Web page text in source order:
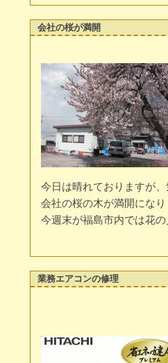
会社の桜が満開
今日は晴れておりますが
会社の桜の木が満開にな
今週末が福島市内では花
業務エアコンの修理